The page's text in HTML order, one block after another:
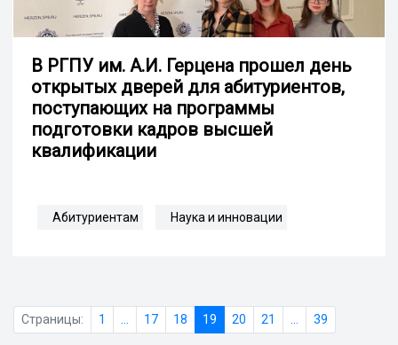
В РГПУ им. А.И. Герцена прошел день
открытых дверей для абитуриентов,
поступающих на программы
подготовки кадров высшей
квалификации
Абитуриентам Наука и инновации
Страницы: 1 17 18 19 20 21 39